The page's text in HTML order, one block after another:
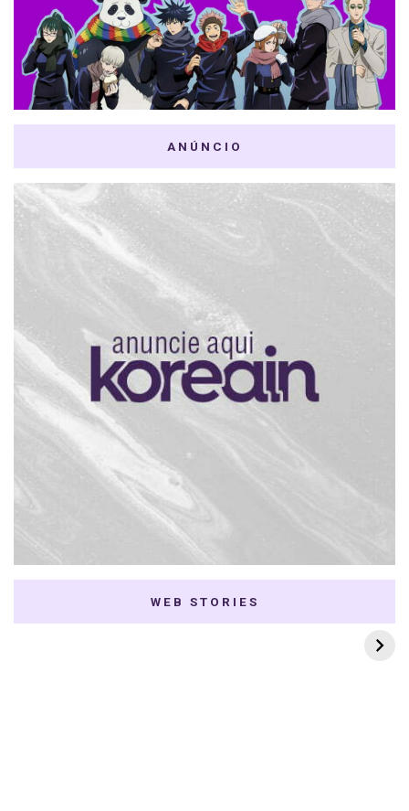
ANÚNCIO
WEB STORIES
7 K-dramas Enemies
to Lovers
Thai Dramas com
First e Khaotung